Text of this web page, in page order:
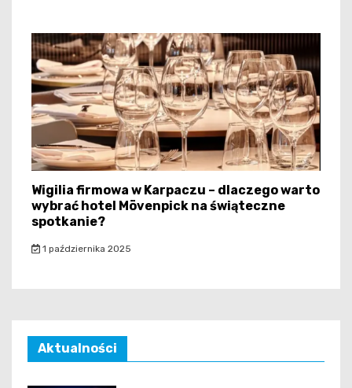
Wigilia firmowa w Karpaczu – dlaczego warto
wybrać hotel Mövenpick na świąteczne
spotkanie?
1 października 2025
Aktualności